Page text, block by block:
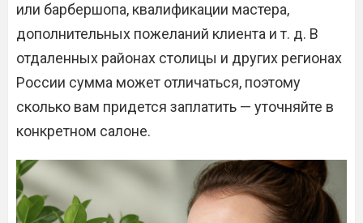
или барбершопа, квалификации мастера,
дополнительных пожеланий клиента и т. д. В
отдаленных районах столицы и других регионах
России сумма может отличаться, поэтому
сколько вам придется заплатить — уточняйте в
конкретном салоне.